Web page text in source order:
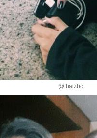
@thaizbc